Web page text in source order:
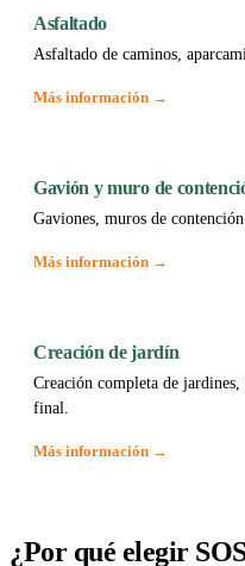
Asfaltado
Asfaltado de caminos,
Más información →
Gavión y muro de
Gaviones, muros de
Más información →
Creación de jardín
Creación completa de
final.
Más información →
¿Por qué elegir